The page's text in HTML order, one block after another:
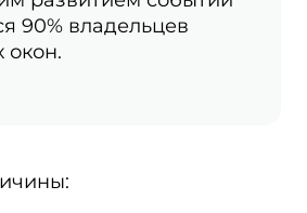
90% владельцев
окон.